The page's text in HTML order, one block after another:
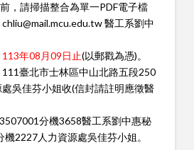
，請掃描整合為單一PDF電子檔
醫工系劉中
113年08月09日止(以郵戳為憑)。
臺北市士林區中山北路五段250
吳佳芬小姐收(信封請註明應徵醫
分機3658醫工系劉中惠秘
2227人力資源處吳佳芬小姐。